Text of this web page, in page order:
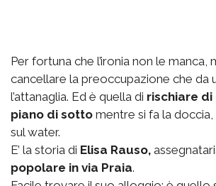
Per fortuna che l’ironia non le manca,
cancellare la preoccupazione che da
l’attanaglia. Ed è quella di rischiare
piano di sotto mentre si fa la doccia,
sul water.
E’ la storia di Elisa Rauso,
popolare in via Praia.